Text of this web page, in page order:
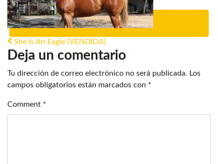
Contacto
Post navigation
She Is An Eagle (VENDIDA)
Deja un comentario
Tu dirección de correo electrónico no será publicada. Los
campos obligatorios están marcados con *
Comment *